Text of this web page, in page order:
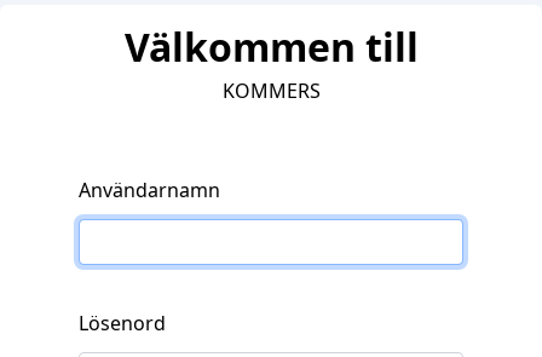
Välkommen till
KOMMERS
Användarnamn
Lösenord